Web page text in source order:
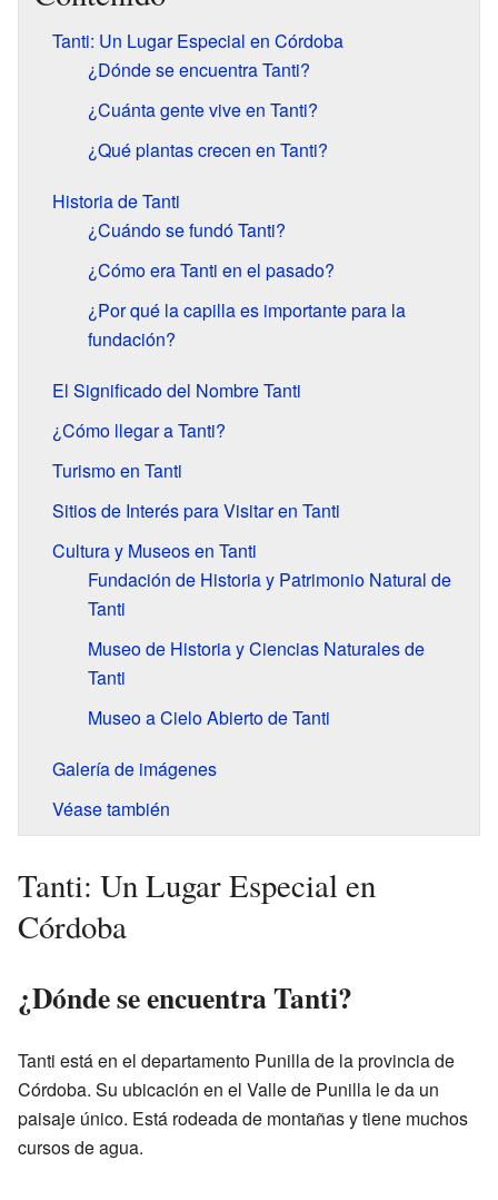
Tanti: Un Lugar Especial en Córdoba
¿Dónde se encuentra Tanti?
¿Cuánta gente vive en Tanti?
¿Qué plantas crecen en Tanti?
Historia de Tanti
¿Cuándo se fundó Tanti?
¿Cómo era Tanti en el pasado?
¿Por qué la capilla es importante para la
fundación?
El Significado del Nombre Tanti
¿Cómo llegar a Tanti?
Turismo en Tanti
Sitios de Interés para Visitar en Tanti
Cultura y Museos en Tanti
Fundación de Historia y Patrimonio Natural de
Tanti
Museo de Historia y Ciencias Naturales de
Tanti
Museo a Cielo Abierto de Tanti
Galería de imágenes
Véase también
Tanti: Un Lugar Especial en
Córdoba
¿Dónde se encuentra Tanti?
Tanti está en el departamento Punilla de la provincia de
Córdoba. Su ubicación en el Valle de Punilla le da un
paisaje único. Está rodeada de montañas y tiene muchos
cursos de agua.